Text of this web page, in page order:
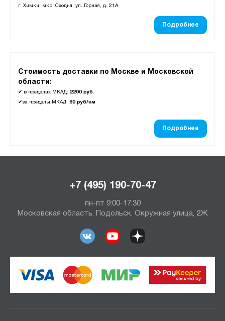
г. Химки, мкр. Сходня, ул. Горная, д. 21А
Подробнее
Стоимость доставки по Москве и Московской
области:
✔ в пределах МКАД: 2200 руб.
✔за пределы МКАД: 60 руб/км
Подробнее
+7 (495) 190-70-47
пн-пт 9:00-17:30
Московская область, Подольск, Окружная улица, 2Ж